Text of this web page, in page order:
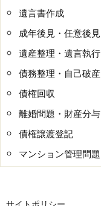
遺言書作成
成年後見・任意後見
遺産整理・遺言執行
債務整理・自己破産
債権回収
離婚問題・財産分与
債権譲渡登記
マンション管理問題